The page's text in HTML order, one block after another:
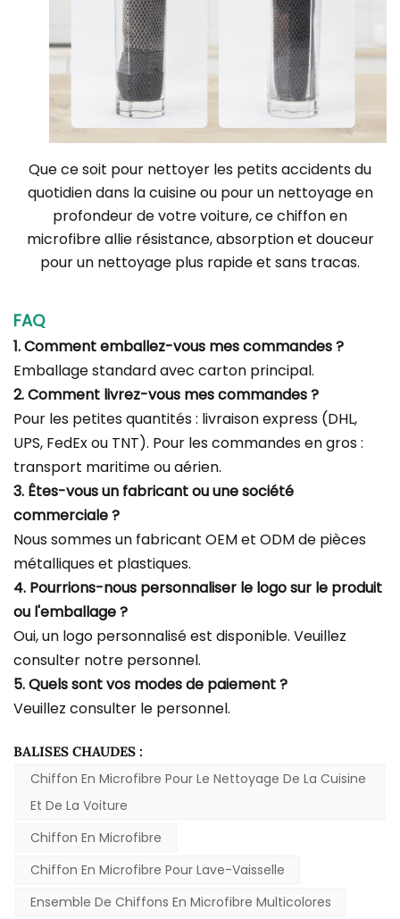
Que ce soit pour nettoyer les petits accidents du
quotidien dans la cuisine ou pour un nettoyage en
profondeur de votre voiture, ce chiffon en
microfibre allie résistance, absorption et douceur
pour un nettoyage plus rapide et sans tracas.
FAQ
1. Comment emballez-vous mes commandes ?
Emballage standard avec carton principal.
2. Comment livrez-vous mes commandes ?
Pour les petites quantités : livraison express (DHL,
UPS, FedEx ou TNT). Pour les commandes en gros :
transport maritime ou aérien.
3. Êtes-vous un fabricant ou une société
commerciale ?
Nous sommes un fabricant OEM et ODM de pièces
métalliques et plastiques.
4. Pourrions-nous personnaliser le logo sur le produit
ou l'emballage ?
Oui, un logo personnalisé est disponible. Veuillez
consulter notre personnel.
5. Quels sont vos modes de paiement ?
Veuillez consulter le personnel.
BALISES CHAUDES :
Chiffon En Microfibre Pour Le Nettoyage De La Cuisine
Et De La Voiture
Chiffon En Microfibre
Chiffon En Microfibre Pour Lave-Vaisselle
Ensemble De Chiffons En Microfibre Multicolores